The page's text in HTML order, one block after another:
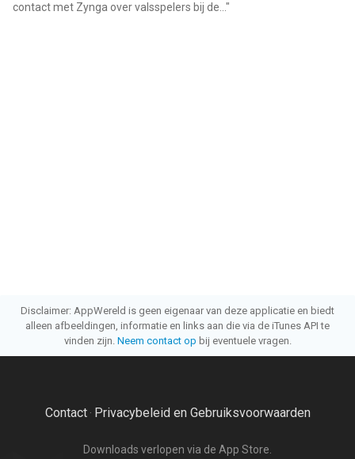
contact met Zynga over valsspelers bij de... "
Disclaimer: AppWereld is geen eigenaar van deze applicatie en biedt
alleen afbeeldingen, informatie en links aan die via de iTunes API te
vinden zijn. Neem contact op bij eventuele vragen.
Contact· Privacybeleid en Gebruiksvoorwaarden
Downloads verlopen via de App Store.